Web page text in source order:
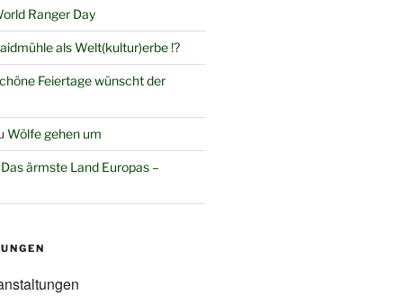
Ranger Day
als Welt(kultur)erbe !?
Feiertage wünscht der
Wölfe gehen um
Das ärmste Land Europas –